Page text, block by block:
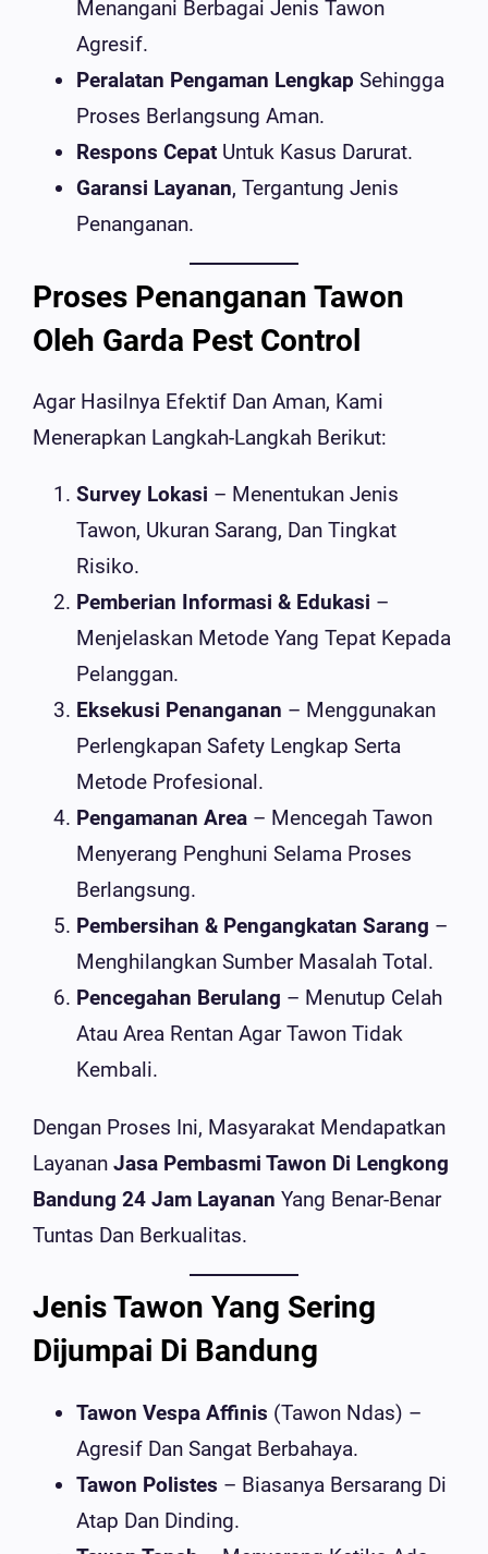
Menangani Berbagai Jenis Tawon
Agresif.
Peralatan Pengaman Lengkap Sehingga
Proses Berlangsung Aman.
Respons Cepat Untuk Kasus Darurat.
Garansi Layanan, Tergantung Jenis
Penanganan.
Proses Penanganan Tawon
Oleh Garda Pest Control
Agar Hasilnya Efektif Dan Aman, Kami
Menerapkan Langkah-Langkah Berikut:
Survey Lokasi – Menentukan Jenis
Tawon, Ukuran Sarang, Dan Tingkat
Risiko.
Pemberian Informasi & Edukasi –
Menjelaskan Metode Yang Tepat Kepada
Pelanggan.
Eksekusi Penanganan – Menggunakan
Perlengkapan Safety Lengkap Serta
Metode Profesional.
Pengamanan Area – Mencegah Tawon
Menyerang Penghuni Selama Proses
Berlangsung.
Pembersihan & Pengangkatan Sarang –
Menghilangkan Sumber Masalah Total.
Pencegahan Berulang – Menutup Celah
Atau Area Rentan Agar Tawon Tidak
Kembali.
Dengan Proses Ini, Masyarakat Mendapatkan
Layanan Jasa Pembasmi Tawon Di Lengkong
Bandung 24 Jam Layanan Yang Benar-Benar
Tuntas Dan Berkualitas.
Jenis Tawon Yang Sering
Dijumpai Di Bandung
Tawon Vespa Affinis (tawon Ndas) –
Agresif Dan Sangat Berbahaya.
Tawon Polistes – Biasanya Bersarang Di
Atap Dan Dinding.